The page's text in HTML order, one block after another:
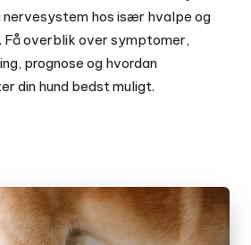
hos især hvalpe og
Få overblik over symptomer,
prognose og hvordan
din hund bedst muligt.